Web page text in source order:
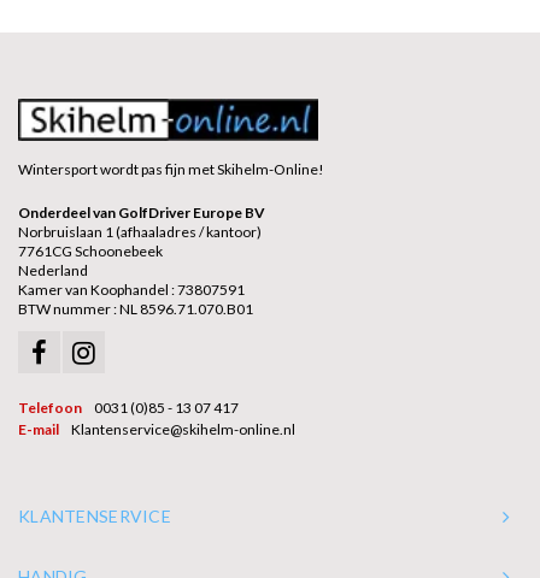
Wintersport wordt pas fijn met Skihelm-Online!
Onderdeel van GolfDriver Europe BV
Norbruislaan 1 (afhaaladres / kantoor)
7761CG Schoonebeek
Nederland
Kamer van Koophandel : 73807591
BTW nummer : NL 8596.71.070.B01
Telefoon
0031 (0)85 - 13 07 417
E-mail
Klantenservice@skihelm-online.nl
KLANTENSERVICE